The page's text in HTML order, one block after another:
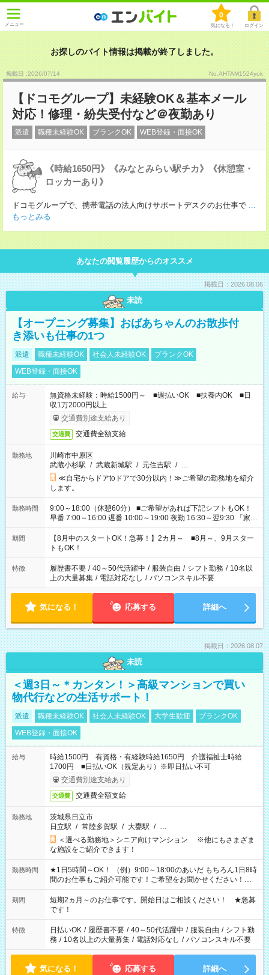
メニュー
0
気になる！ ログイン
お探しのバイト情報は掲載が終了しました。
掲載日 :2026/07/14 No.AHTAM1524yok
【ドコモグループ】未経験OK＆基本メール
対応！修理・紛失受付など＠夜勤あり
派遣 職種未経験OK ブランクOK WEB登録・面接OK
《時給1650円》《みなとみらい駅チカ》《休憩室・
ロッカーあり》
ドコモグループで、携帯電話の法人向けサポートデスクのお仕事で ...
もっとみる
あなたの閲覧履歴からのオススメ
掲載日：2026.08.06
未読
【オープニング募集】おばあちゃんのお散歩付
き添いも仕事の1つ
派遣 職種未経験OK 社会人未経験OK
ブランクOK
WEB登録・面接OK
給与
無資格未経験：時給1500円～ ■週払いOK ■扶養内OK ■日
収1万2000円以上
交通費別途支給あり
交通費 交通費全額支給
勤務地
川崎市中原区
武蔵小杉駅 / 武蔵新城駅 / 元住吉駅 / …
≪自宅からドアtoドアで30分以内！≫ご希望の勤務地を紹介
します。
勤務時間
9:00～18:00（休憩60分） ■ご希望があれば下記シフトもOK！
早番 7:00～16:00 遅番 10:00～19:00 夜勤 16:30～翌9:30 「家族
と休みを合わせたい」 「余裕を持って夕飯の準備がしたい」
「できれば残業はしたくない」 など、ご希望を教えてください
ね。 ※Wワーク希望の方へ 今ご覧のお仕事で希望する勤務時間
と、もう1つのお仕事の勤務時間。 合計で週40時間を超える場
合は応募できません。
期間
【8月中のスタートOK！急募！】2カ月～ ■8月～、9月スター
トもOK！
特徴 履歴書不要 / 40～50代活躍中 / 服装自由 / シフト勤務 / 10名以
上の大量募集 / 電話対応なし / パソコンスキル不要
気になる！ 応募する 詳細へ
掲載日：2026.08.07
未読
＜週3日～＊カンタン！＞高級マンションで買い
物代行などの生活サポート！
派遣 職種未経験OK 社会人未経験OK 大学生歓迎
ブランクOK
WEB登録・面接OK
給与
時給1500円 有資格・有経験時給1650円 介護福祉士時給
1700円 ■日払いOK（規定あり）※即日払い不可
交通費別途支給あり
交通費 交通費全額支給
勤務地
茨城県日立市
日立駅 / 常陸多賀駅 / 大甕駅 / …
＜選べる勤務地＞シニア向けマンション ※他にもさまざま
な施設をご紹介できます！
勤務時間
★1日5時間～OK！ （例）9:00～18:00のあいだ もちろん1日8時
間のお仕事もご紹介可能です！ご希望をお聞かせください！★
家庭の都合でお休みが必要な場合も遠慮なくご相談ください。
※週最低15時間以上の勤務が必要です
期間
短期2ヵ月～のお仕事です。開始日はご相談ください！ ★急募
です！
特徴 日払いOK / 履歴書不要 / 40～50代活躍中 / 服装自由 / シフト勤
務 / 10名以上の大量募集 / 電話対応なし / パソコンスキル不要
気になる！ 応募する 詳細へ